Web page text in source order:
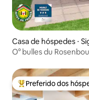
Casa de hóspedes ⋅
O° bulles du
Entre os melhores
Preferido dos